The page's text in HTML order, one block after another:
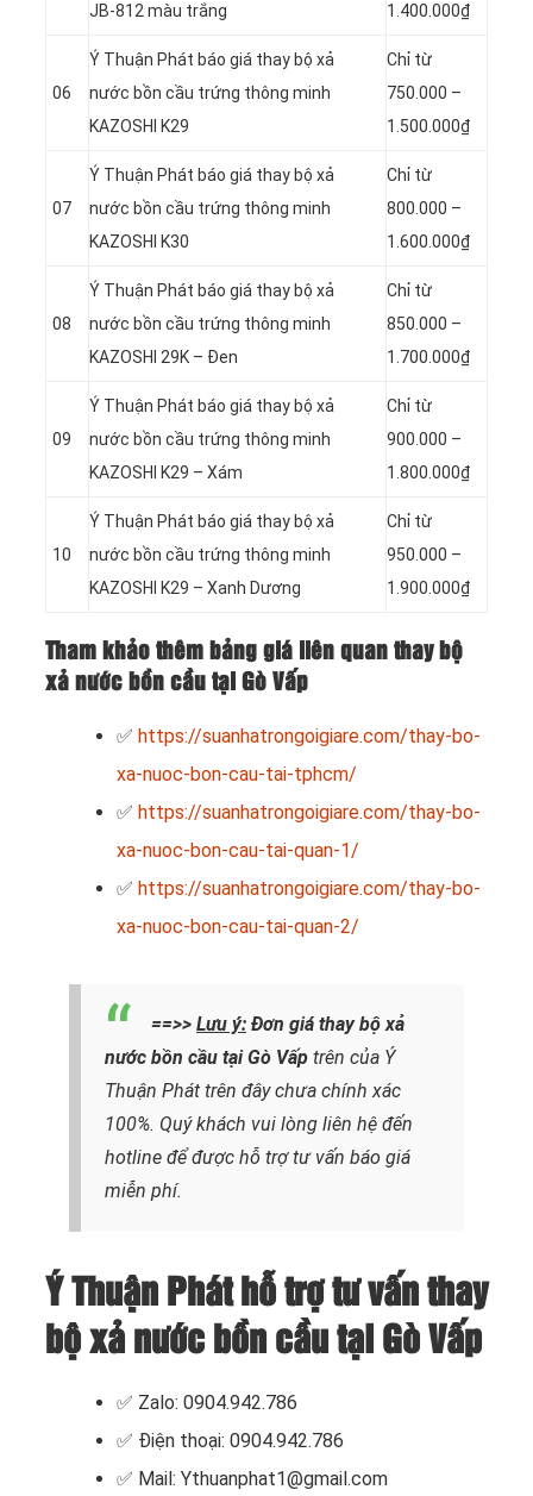
JB-812 màu trắng
1.400.000₫
06
Ý Thuận Phát báo giá thay bộ xả
nước bồn cầu trứng thông minh
KAZOSHI K29
Chỉ từ
750.000 –
1.500.000₫
07
Ý Thuận Phát báo giá thay bộ xả
nước bồn cầu trứng thông minh
KAZOSHI K30
Chỉ từ
800.000 –
1.600.000₫
08
Ý Thuận Phát báo giá thay bộ xả
nước bồn cầu trứng thông minh
KAZOSHI 29K – Đen
Chỉ từ
850.000 –
1.700.000₫
09
Ý Thuận Phát báo giá thay bộ xả
nước bồn cầu trứng thông minh
KAZOSHI K29 – Xám
Chỉ từ
900.000 –
1.800.000₫
10
Ý Thuận Phát báo giá thay bộ xả
nước bồn cầu trứng thông minh
KAZOSHI K29 – Xanh Dương
Chỉ từ
950.000 –
1.900.000₫
Tham khảo thêm bảng giá liên quan thay bộ
xả nước bồn cầu tại Gò Vấp
✅ https://suanhatrongoigiare.com/thay-bo-
xa-nuoc-bon-cau-tai-tphcm/
✅ https://suanhatrongoigiare.com/thay-bo-
xa-nuoc-bon-cau-tai-quan-1/
✅ https://suanhatrongoigiare.com/thay-bo-
xa-nuoc-bon-cau-tai-quan-2/
==>> Lưu ý: Đơn giá thay bộ xả
nước bồn cầu tại Gò Vấp trên của Ý
Thuận Phát trên đây chưa chính xác
100%. Quý khách vui lòng liên hệ đến
hotline để được hỗ trợ tư vấn báo giá
miễn phí.
Ý Thuận Phát hỗ trợ tư vấn thay
bộ xả nước bồn cầu tại Gò Vấp
✅ Zalo: 0904.942.786
✅ Điện thoại: 0904.942.786
✅ Mail: Ythuanphat1@gmail.com